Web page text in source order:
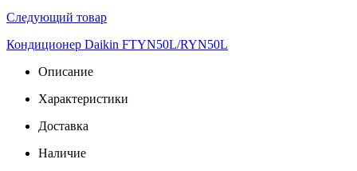
Следующий товар
Кондиционер Daikin FTYN50L/RYN50L
Описание
Характеристики
Доставка
Наличие